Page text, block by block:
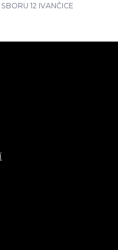
12 IVANČICE